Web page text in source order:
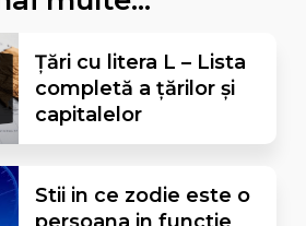
Țări cu litera L – Lista
completă a țărilor și
capitalelor
Stii in ce zodie este o